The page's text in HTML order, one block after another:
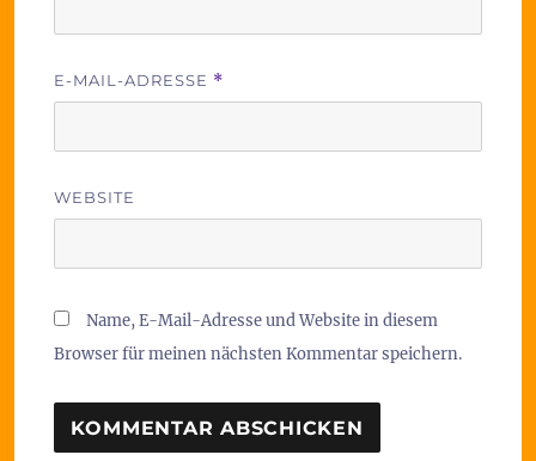
E-MAIL-ADRESSE *
WEBSITE
Name, E-Mail-Adresse und Website in diesem
Browser für meinen nächsten Kommentar speichern.